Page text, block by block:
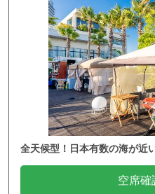
全天候型！日本有数の海が近
空席確